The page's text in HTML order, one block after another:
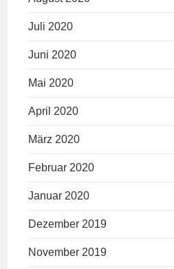
Juli 2020
Juni 2020
Mai 2020
April 2020
März 2020
Februar 2020
Januar 2020
Dezember 2019
November 2019